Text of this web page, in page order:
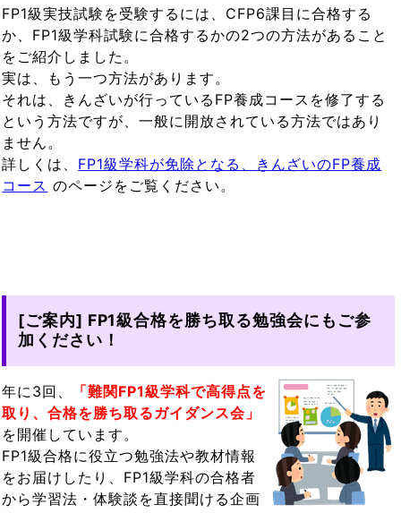
FP1級実技試験を受験するには、CFP6課目に合格する
か、FP1級学科試験に合格するかの2つの方法があること
をご紹介しました。
実は、もう一つ方法があります。
それは、きんざいが行っているFP養成コースを修了する
という方法ですが、一般に開放されている方法ではあり
ません。
詳しくは、 FP1級学科が免除となる、きんざいのFP養成
コース のページをご覧ください。
[ご案内] FP1級合格を勝ち取る勉強会にもご参
加ください！
年に3回、
「難関FP1級学科で高得点を
取り、合格を勝ち取るガイダンス会」
を開催しています。
FP1級合格に役立つ勉強法や教材情報
をお届けしたり、FP1級学科の合格者
から学習法・体験談を直接聞ける企画